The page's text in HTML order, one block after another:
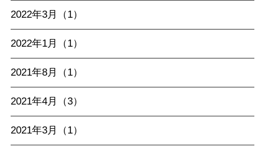
2022年3月（1）
2022年1月（1）
2021年8月（1）
2021年4月（3）
2021年3月（1）